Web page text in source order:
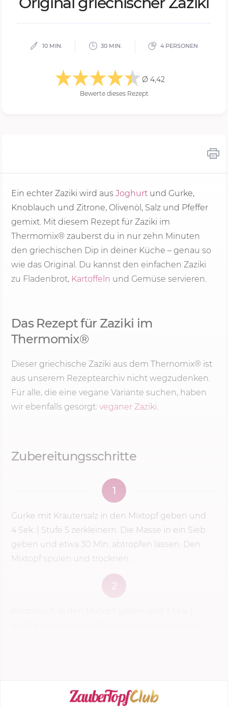
10 MIN. 30 MIN. 4 PERSONEN
Ø 4,42
Bewerte dieses Rezept
Ein echter Zaziki wird aus Joghurt und Gurke,
Knoblauch und Zitrone, Olivenöl, Salz und Pfeffer
gemixt. Mit diesem Rezept für Zaziki im
Thermomix® zauberst du in nur zehn Minuten
den griechischen Dip in deiner Küche – genau so
wie das Original. Du kannst den einfachen Zaziki
zu Fladenbrot, Kartoffeln und Gemüse servieren.
Das Rezept für Zaziki im
Thermomix®
Dieser griechische Zaziki aus dem Thernomix® ist
aus unserem Rezeptearchiv nicht wegzudenken.
Für alle, die eine vegane Variante suchen, haben
wir ebenfalls gesorgt: veganer Zaziki
Zubereitungsschritte
1
Gurke mit Kräutersalz in den Mixtopf geben und
4 Sek.
Stufe 5 zerkleinern. Die Masse in ein Sieb
geben und etwa 30 Min. abtropfen lassen. Den
Mixtopf spülen und trocknen.
2
KOCHMODUS STARTEN